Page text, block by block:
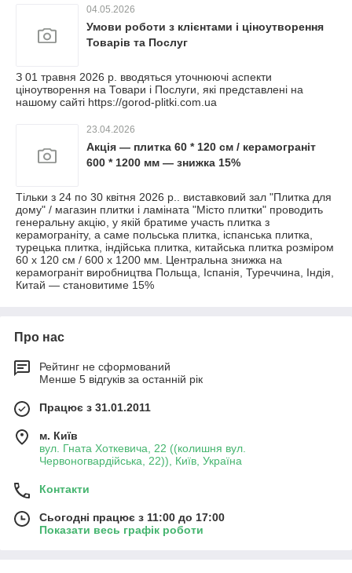
04.05.2026
Умови роботи з клієнтами і ціноутворення
Товарів та Послуг
З 01 травня 2026 р. вводяться уточнюючі аспекти
ціноутворення на Товари і Послуги, які представлені на
нашому сайті https://gorod-plitki.com.ua
23.04.2026
Акція — плитка 60 * 120 см / керамограніт
600 * 1200 мм — знижка 15%
Тільки з 24 по 30 квітня 2026 р.. виставковий зал "Плитка для
дому" / магазин плитки і ламіната "Місто плитки" проводить
генеральну акцію, у якій братиме участь плитка з
керамограніту, а саме польська плитка, іспанська плитка,
турецька плитка, індійська плитка, китайська плитка розміром
60 х 120 см / 600 х 1200 мм. Центральна знижка на
керамограніт виробництва Польща, Іспанія, Туреччина, Індія,
Китай — становитиме 15%
Про нас
Рейтинг не сформований
Менше 5 відгуків за останній рік
Працює з 31.01.2011
м. Київ
вул. Гната Хоткевича, 22 ((колишня вул.
Червоногвардійська, 22)), Київ, Україна
Контакти
Сьогодні працює з 11:00 до 17:00
Показати весь графік роботи